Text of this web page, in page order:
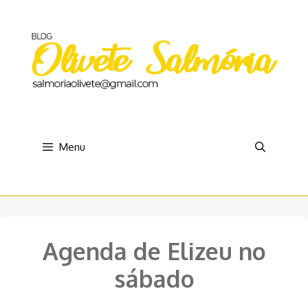
conteúdo
Menu
Agenda de Elizeu no
sábado